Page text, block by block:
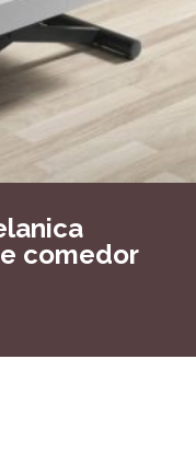
comedor